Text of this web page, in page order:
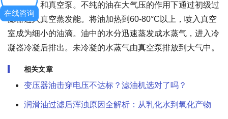
冷凝器）和真空泵。不纯的油在大气压的作用下通过初级过
滤器进入真空蒸发能。将油加热到60-80°C以上，喷入真空
室成为细小的油滴。油中的水分迅速蒸发成水蒸气，进入冷
凝器冷凝后排出。未冷凝的水蒸气由真空泵排放到大气中。
相关文章
变压器油击穿电压不达标？滤油机选对了吗？
润滑油过滤后浑浊原因全解析：从乳化水到氧化产物
在线咨询